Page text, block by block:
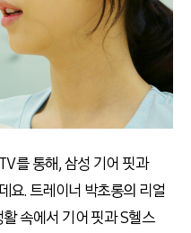
를 통해, 삼성 기어 핏과
요. 트레이너 박초롱의 리얼
속에서 기어 핏과 S헬스